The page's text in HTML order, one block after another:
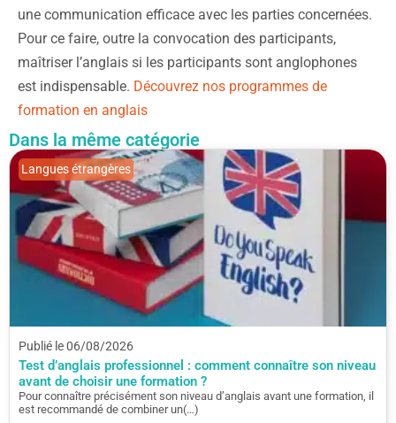
une communication efficace avec les parties concernées.
Pour ce faire, outre la convocation des participants,
maîtriser l’anglais si les participants sont anglophones
est indispensable. Découvrez nos programmes de
formation en anglais
Dans la même catégorie
Publié le 06/08/2026
Test d’anglais professionnel : comment connaître son niveau
avant de choisir une formation ?
Pour connaître précisément son niveau d’anglais avant une formation, il
est recommandé de combiner un(…)
Langues étrangères